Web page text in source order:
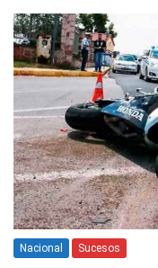
Nacional Sucesos